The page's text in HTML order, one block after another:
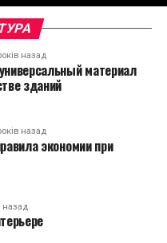
назад
материал
зданий
назад
экономии при
назад